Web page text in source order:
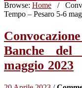
Browse: Home /
Tempo – Pesaro 5-6
Banche
maggio 2023